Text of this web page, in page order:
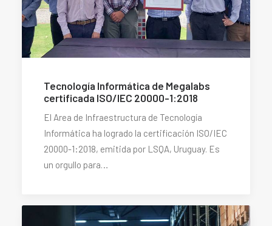
Tecnología Informática de Megalabs
certificada ISO/IEC 20000-1:2018
El Area de Infraestructura de Tecnología
Informática ha logrado la certificación ISO/IEC
20000-1:2018, emitida por LSQA, Uruguay. Es
un orgullo para…